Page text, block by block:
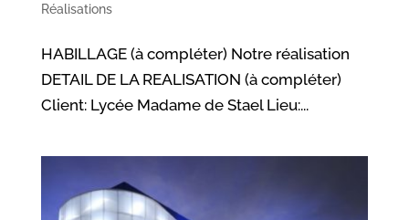
Réalisations
HABILLAGE (à compléter) Notre réalisation
DETAIL DE LA REALISATION (à compléter)
Client: Lycée Madame de Stael Lieu:...